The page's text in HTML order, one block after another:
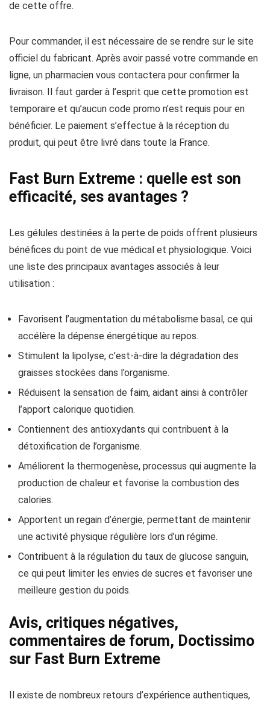
de cette offre.
Pour commander, il est nécessaire de se rendre sur le site
officiel du fabricant. Après avoir passé votre commande en
ligne, un pharmacien vous contactera pour confirmer la
livraison. Il faut garder à l’esprit que cette promotion est
temporaire et qu’aucun code promo n’est requis pour en
bénéficier. Le paiement s’effectue à la réception du
produit, qui peut être livré dans toute la France.
Fast Burn Extreme : quelle est son
efficacité, ses avantages ?
Les gélules destinées à la perte de poids offrent plusieurs
bénéfices du point de vue médical et physiologique. Voici
une liste des principaux avantages associés à leur
utilisation :
Favorisent l’augmentation du métabolisme basal, ce qui
accélère la dépense énergétique au repos.
Stimulent la lipolyse, c’est-à-dire la dégradation des
graisses stockées dans l’organisme.
Réduisent la sensation de faim, aidant ainsi à contrôler
l’apport calorique quotidien.
Contiennent des antioxydants qui contribuent à la
détoxification de l’organisme.
Améliorent la thermogenèse, processus qui augmente la
production de chaleur et favorise la combustion des
calories.
Apportent un regain d’énergie, permettant de maintenir
une activité physique régulière lors d’un régime.
Contribuent à la régulation du taux de glucose sanguin,
ce qui peut limiter les envies de sucres et favoriser une
meilleure gestion du poids.
Avis, critiques négatives,
commentaires de forum, Doctissimo
sur Fast Burn Extreme
Il existe de nombreux retours d’expérience authentiques,